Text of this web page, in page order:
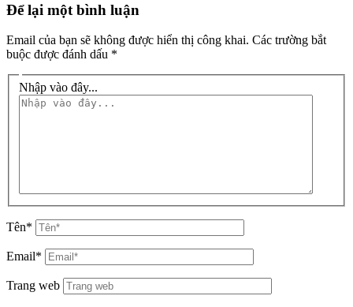
Để lại một bình luận
Email của bạn sẽ không được hiển thị công khai. Các trường bắt
buộc được đánh dấu *
Nhập vào đây...
Tên*
Email*
Trang web